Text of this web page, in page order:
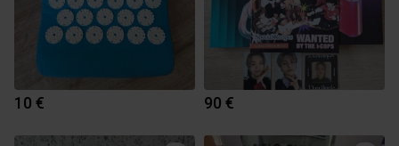
10 € 90 €